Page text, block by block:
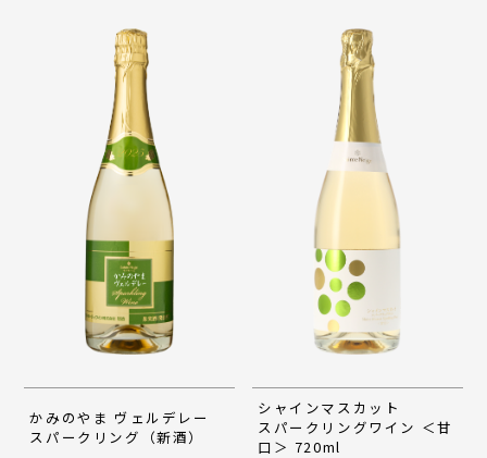
かみのやま ヴェルデレー
スパークリング（新酒）
シャインマスカット
スパークリングワイン ＜甘
口＞ 720ml